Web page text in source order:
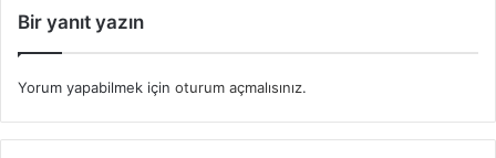
Bir yanıt yazın
Yorum yapabilmek için oturum açmalısınız.